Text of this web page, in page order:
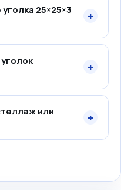
25×25×3
+
+
или
+